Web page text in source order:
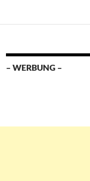
– WERBUNG –